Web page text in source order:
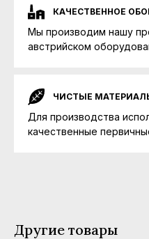
КАЧЕСТВЕННОЕ
Мы производим нашу
австрийском
ЧИСТЫЕ
Для производства
качественные
Другие товары